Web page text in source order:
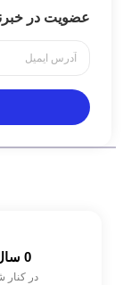
عضویت در
در کنار
0